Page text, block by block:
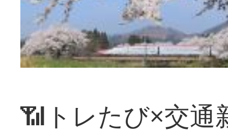
📶トレたび×交通